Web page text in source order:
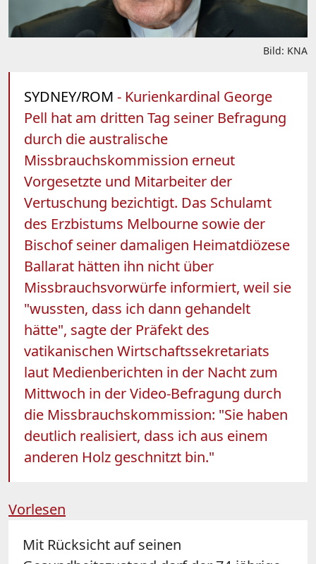
Bild: KNA
SYDNEY/ROM - Kurienkardinal George
Pell hat am dritten Tag seiner Befragung
durch die australische
Missbrauchskommission erneut
Vorgesetzte und Mitarbeiter der
Vertuschung bezichtigt. Das Schulamt
des Erzbistums Melbourne sowie der
Bischof seiner damaligen Heimatdiözese
Ballarat hätten ihn nicht über
Missbrauchsvorwürfe informiert, weil sie
"wussten, dass ich dann gehandelt
hätte", sagte der Präfekt des
vatikanischen Wirtschaftssekretariats
laut Medienberichten in der Nacht zum
Mittwoch in der Video-Befragung durch
die Missbrauchskommission: "Sie haben
deutlich realisiert, dass ich aus einem
anderen Holz geschnitzt bin."
Vorlesen
Mit Rücksicht auf seinen